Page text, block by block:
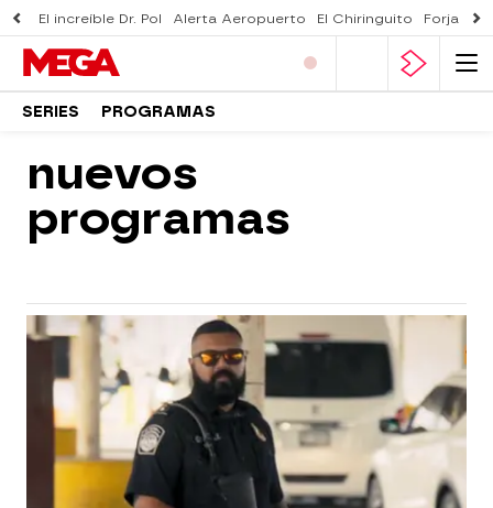
El increíble Dr. Pol Alerta Aeropuerto El Chiringuito Forjado
SERIES PROGRAMAS
nuevos
programas